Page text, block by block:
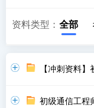
资料类型： 全部
初级通信工程